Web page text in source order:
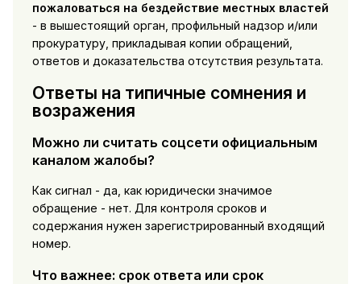
пожаловаться на бездействие местных властей
- в вышестоящий орган, профильный надзор и/или
прокуратуру, прикладывая копии обращений,
ответов и доказательства отсутствия результата.
Ответы на типичные сомнения и
возражения
Можно ли считать соцсети официальным
каналом жалобы?
Как сигнал - да, как юридически значимое
обращение - нет. Для контроля сроков и
содержания нужен зарегистрированный входящий
номер.
Что важнее: срок ответа или срок